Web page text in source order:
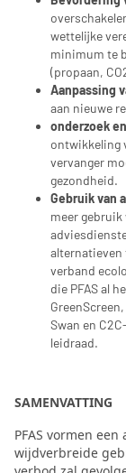
wettelijke
minimum te
(propaan,
Aanpassing
aan nieuwe
onderzoek
ontwikkeling
vervanger
gezondheid.
Gebruik van
meer
alternatieven
verband
die PFAS al
Swan en
leidraad.
SAMENVATTING
PFAS vormen
wijdverbreide